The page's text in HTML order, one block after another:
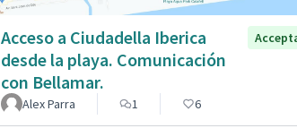
Acceso a Ciudadella Iberica
desde la playa. Comunicación
con Bellamar.
Alex Parra 1 6